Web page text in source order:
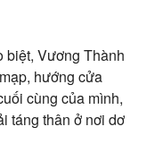
biệt, Vương Thành
hướng cửa
cùng của mình,
táng thân ở nơi dơ